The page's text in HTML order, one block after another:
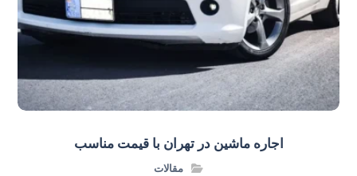
اجاره ماشین در تهران با قیمت مناسب
مقالات